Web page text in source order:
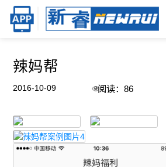
辣妈帮
2016-10-09